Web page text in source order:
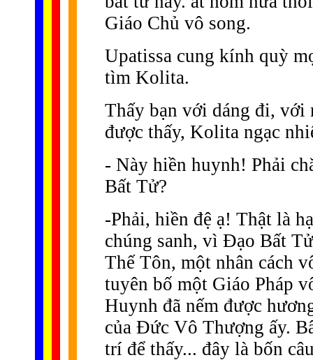
Giáo Chủ vô song.
Upatissa cung kính quỳ
tìm Kolita.
Thấy bạn với dáng đi, với
được thấy, Kolita ngạc
- Này hiền huynh! Phải
Bất Tử?
-Phải, hiền đệ ạ! Thật là
chúng sanh, vì Ðạo Bất
Thế Tôn, một nhân cách
tuyên bố một Giáo Pháp
Huynh đã nếm được
của Ðức Vô Thượng ấy.
trí để thấy... đây là bốn